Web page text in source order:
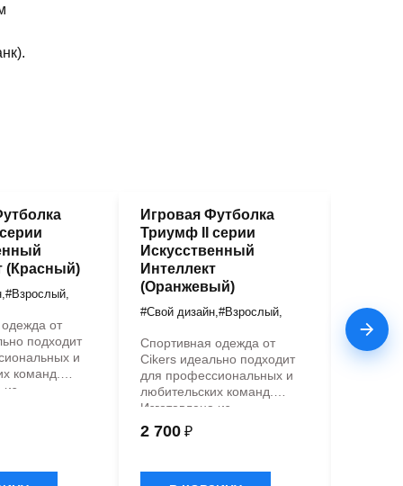
(Красный)
#Взрослый
от
подходит
и
команд.
из
Игровая Футболка
Триумф II серии
Искусственный
Интеллект
(Оранжевый)
#Свой дизайн #Взрослый
Спортивная одежда от
Cikers идеально подходит
для профессиональных и
любительских команд.
Изготовлена из
высококачественных
гипоаллергенных
антибактериальной
2 700 ₽
Cikers
для